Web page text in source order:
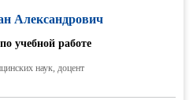
Александрович
учебной работе
наук, доцент